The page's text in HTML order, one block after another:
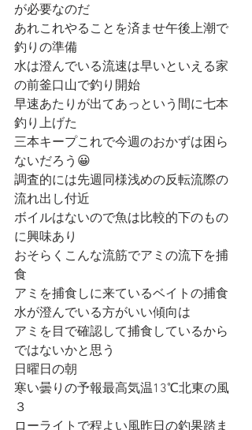
が必要なのだ
あれこれやることを済ませ午後上潮で
釣りの準備
水は澄んでいる流速は早いといえる家
の前釜口山で釣り開始
早速あたりが出てあっという間に七本
釣り上げた
三本キープこれで今週のおかずは困ら
ないだろう😀
調査的には先週同様浅めの反転流際の
流れ出し付近
ボイルはないので魚は比較的下のもの
に興味あり
おそらくこんな流筋でアミの流下を捕
食
アミを捕食しに来ているベイトの捕食
水が澄んでいる方がいい傾向は
アミを目で確認して捕食しているから
ではないかと思う
日曜日の朝
寒い曇りの予報最高気温13℃北東の風
３
ローライトで程よい風昨日の釣果踏ま